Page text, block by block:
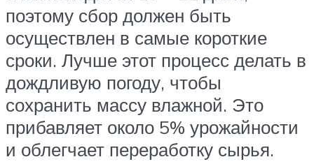
поэтому сбор должен быть
осуществлен в самые короткие
сроки. Лучше этот процесс делать в
дождливую погоду, чтобы
сохранить массу влажной. Это
прибавляет около 5% урожайности
и облегчает переработку сырья.